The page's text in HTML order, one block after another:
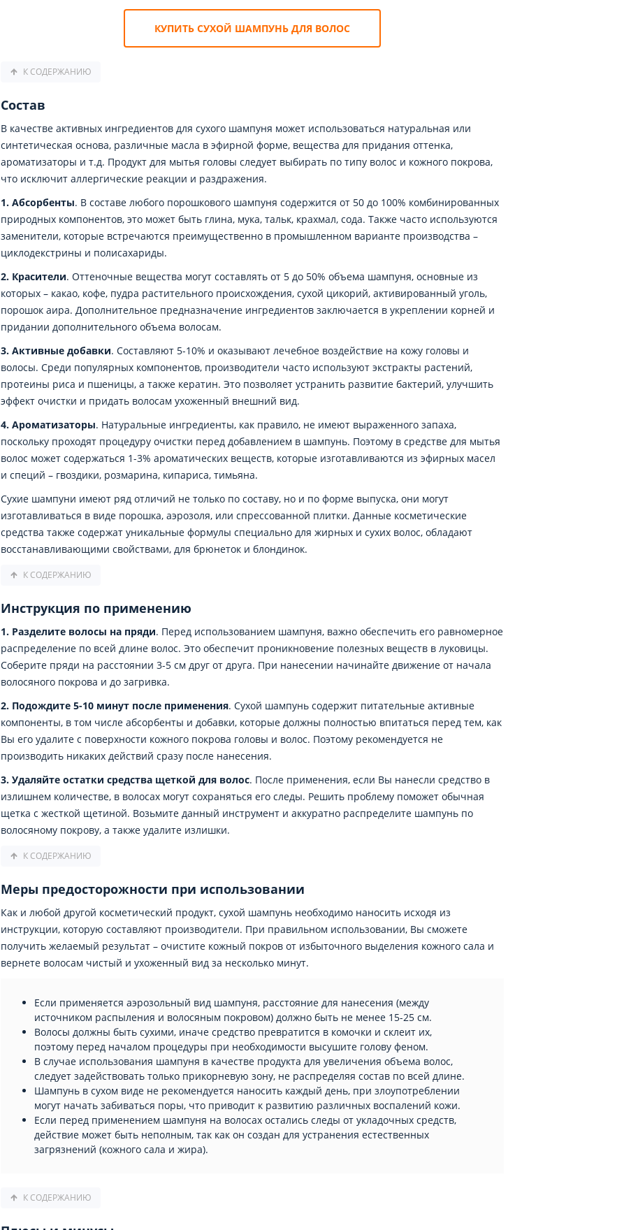
КУПИТЬ СУХОЙ ШАМПУНЬ ДЛЯ ВОЛОС
К СОДЕРЖАНИЮ
Состав
В качестве активных ингредиентов для сухого шампуня может использоваться натуральная или
синтетическая основа, различные масла в эфирной форме, вещества для придания оттенка,
ароматизаторы и т.д. Продукт для мытья головы следует выбирать по типу волос и кожного покрова,
что исключит аллергические реакции и раздражения.
1. Абсорбенты. В составе любого порошкового шампуня содержится от 50 до 100% комбинированных
природных компонентов, это может быть глина, мука, тальк, крахмал, сода. Также часто используются
заменители, которые встречаются преимущественно в промышленном варианте производства –
циклодекстрины и полисахариды.
2. Красители. Оттеночные вещества могут составлять от 5 до 50% объема шампуня, основные из
которых – какао, кофе, пудра растительного происхождения, сухой цикорий, активированный уголь,
порошок аира. Дополнительное предназначение ингредиентов заключается в укреплении корней и
придании дополнительного объема волосам.
3. Активные добавки. Составляют 5-10% и оказывают лечебное воздействие на кожу головы и
волосы. Среди популярных компонентов, производители часто используют экстракты растений,
протеины риса и пшеницы, а также кератин. Это позволяет устранить развитие бактерий, улучшить
эффект очистки и придать волосам ухоженный внешний вид.
4. Ароматизаторы. Натуральные ингредиенты, как правило, не имеют выраженного запаха,
поскольку проходят процедуру очистки перед добавлением в шампунь. Поэтому в средстве для мытья
волос может содержаться 1-3% ароматических веществ, которые изготавливаются из эфирных масел
и специй – гвоздики, розмарина, кипариса, тимьяна.
Сухие шампуни имеют ряд отличий не только по составу, но и по форме выпуска, они могут
изготавливаться в виде порошка, аэрозоля, или спрессованной плитки. Данные косметические
средства также содержат уникальные формулы специально для жирных и сухих волос, обладают
восстанавливающими свойствами, для брюнеток и блондинок.
К СОДЕРЖАНИЮ
Инструкция по применению
1. Разделите волосы на пряди. Перед использованием шампуня, важно обеспечить его равномерное
распределение по всей длине волос. Это обеспечит проникновение полезных веществ в луковицы.
Соберите пряди на расстоянии 3-5 см друг от друга. При нанесении начинайте движение от начала
волосяного покрова и до загривка.
2. Подождите 5-10 минут после применения. Сухой шампунь содержит питательные активные
компоненты, в том числе абсорбенты и добавки, которые должны полностью впитаться перед тем, как
Вы его удалите с поверхности кожного покрова головы и волос. Поэтому рекомендуется не
производить никаких действий сразу после нанесения.
3. Удаляйте остатки средства щеткой для волос. После применения, если Вы нанесли средство в
излишнем количестве, в волосах могут сохраняться его следы. Решить проблему поможет обычная
щетка с жесткой щетиной. Возьмите данный инструмент и аккуратно распределите шампунь по
волосяному покрову, а также удалите излишки.
К СОДЕРЖАНИЮ
Меры предосторожности при использовании
Как и любой другой косметический продукт, сухой шампунь необходимо наносить исходя из
инструкции, которую составляют производители. При правильном использовании, Вы сможете
получить желаемый результат – очистите кожный покров от избыточного выделения кожного сала и
вернете волосам чистый и ухоженный вид за несколько минут.
Если применяется аэрозольный вид шампуня, расстояние для нанесения (между
источником распыления и волосяным покровом) должно быть не менее 15-25 см.
Волосы должны быть сухими, иначе средство превратится в комочки и склеит их,
поэтому перед началом процедуры при необходимости высушите голову феном.
В случае использования шампуня в качестве продукта для увеличения объема волос,
следует задействовать только прикорневую зону, не распределяя состав по всей длине.
Шампунь в сухом виде не рекомендуется наносить каждый день, при злоупотреблении
могут начать забиваться поры, что приводит к развитию различных воспалений кожи.
Если перед применением шампуня на волосах остались следы от укладочных средств,
действие может быть неполным, так как он создан для устранения естественных
загрязнений (кожного сала и жира).
К СОДЕРЖАНИЮ